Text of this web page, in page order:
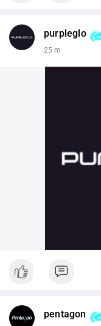
purpleglo
25 m
pentagon